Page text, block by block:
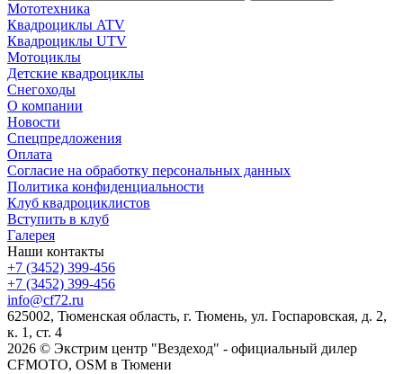
Мототехника
Квадроциклы ATV
Квадроциклы UTV
Мотоциклы
Детские квадроциклы
Снегоходы
О компании
Новости
Спецпредложения
Оплата
Согласие на обработку персональных данных
Политика конфиденциальности
Клуб квадроциклистов
Вступить в клуб
Галерея
Наши контакты
+7 (3452) 399-456
+7 (3452) 399-456
info@cf72.ru
625002, Тюменская область, г. Тюмень, ул. Госпаровская, д. 2,
к. 1, ст. 4
2026 © Экстрим центр "Вездеход" - официальный дилер
CFMOTO, OSM в Тюмени